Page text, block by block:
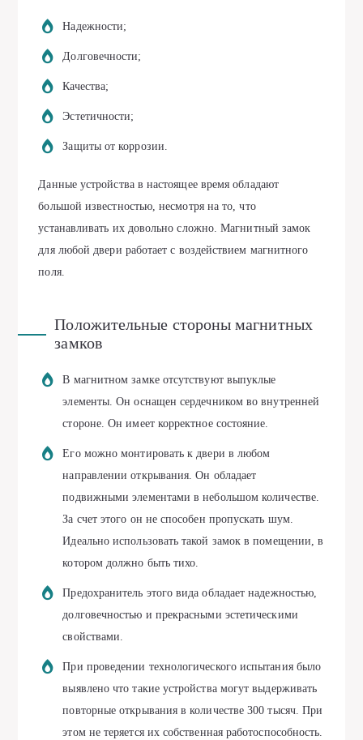
Надежности;
Долговечности;
Качества;
Эстетичности;
Защиты от коррозии.
Данные устройства в настоящее время обладают
большой известностью, несмотря на то, что
устанавливать их довольно сложно. Магнитный замок
для любой двери работает с воздействием магнитного
поля.
Положительные стороны магнитных
замков
В магнитном замке отсутствуют выпуклые
элементы. Он оснащен сердечником во внутренней
стороне. Он имеет корректное состояние.
Его можно монтировать к двери в любом
направлении открывания. Он обладает
подвижными элементами в небольшом количестве.
За счет этого он не способен пропускать шум.
Идеально использовать такой замок в помещении, в
котором должно быть тихо.
Предохранитель этого вида обладает надежностью,
долговечностью и прекрасными эстетическими
свойствами.
При проведении технологического испытания было
выявлено что такие устройства могут выдерживать
повторные открывания в количестве 300 тысяч. При
этом не теряется их собственная работоспособность.